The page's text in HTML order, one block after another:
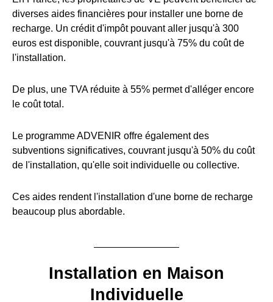
diverses aides financières pour installer une borne de
recharge. Un crédit d'impôt pouvant aller jusqu'à 300
euros est disponible, couvrant jusqu'à 75% du coût de
l'installation.
De plus, une TVA réduite à 55% permet d'alléger encore
le coût total.
Le programme ADVENIR offre également des
subventions significatives, couvrant jusqu'à 50% du coût
de l'installation, qu'elle soit individuelle ou collective.
Ces aides rendent l'installation d'une borne de recharge
beaucoup plus abordable.
Installation en Maison
Individuelle